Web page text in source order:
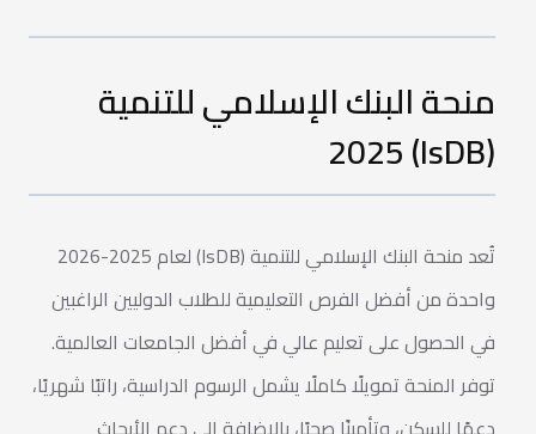
منحة البنك الإسلامي للتنمية
(IsDB) 2025
تُعد منحة البنك الإسلامي للتنمية (IsDB) لعام 2025-2026
واحدة من أفضل الفرص التعليمية للطلاب الدوليين الراغبين
في الحصول على تعليم عالي في أفضل الجامعات العالمية.
توفر المنحة تمويلًا كاملًا يشمل الرسوم الدراسية، راتبًا شهريًا،